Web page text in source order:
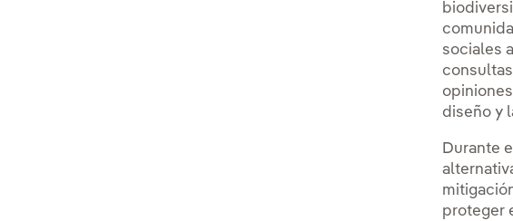
sociales
diseño y
Durante
proteger